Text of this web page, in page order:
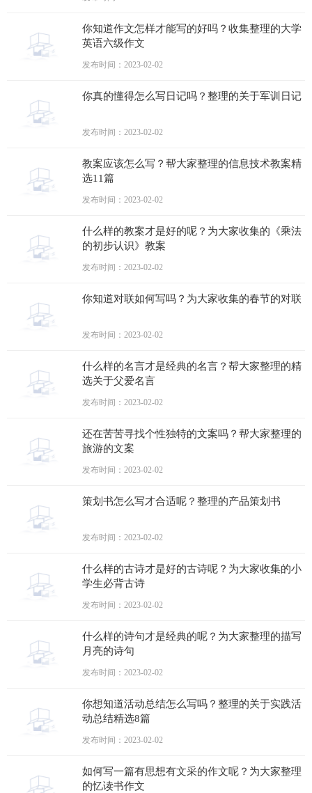
你知道作文怎样才能写的好吗？收集整理的大学
英语六级作文
发布时间：2023-02-02
你真的懂得怎么写日记吗？整理的关于军训日记
发布时间：2023-02-02
教案应该怎么写？帮大家整理的信息技术教案精
选11篇
发布时间：2023-02-02
什么样的教案才是好的呢？为大家收集的《乘法
的初步认识》教案
发布时间：2023-02-02
你知道对联如何写吗？为大家收集的春节的对联
发布时间：2023-02-02
什么样的名言才是经典的名言？帮大家整理的精
选关于父爱名言
发布时间：2023-02-02
还在苦苦寻找个性独特的文案吗？帮大家整理的
旅游的文案
发布时间：2023-02-02
策划书怎么写才合适呢？整理的产品策划书
发布时间：2023-02-02
什么样的古诗才是好的古诗呢？为大家收集的小
学生必背古诗
发布时间：2023-02-02
什么样的诗句才是经典的呢？为大家整理的描写
月亮的诗句
发布时间：2023-02-02
你想知道活动总结怎么写吗？整理的关于实践活
动总结精选8篇
发布时间：2023-02-02
如何写一篇有思想有文采的作文呢？为大家整理
的忆读书作文